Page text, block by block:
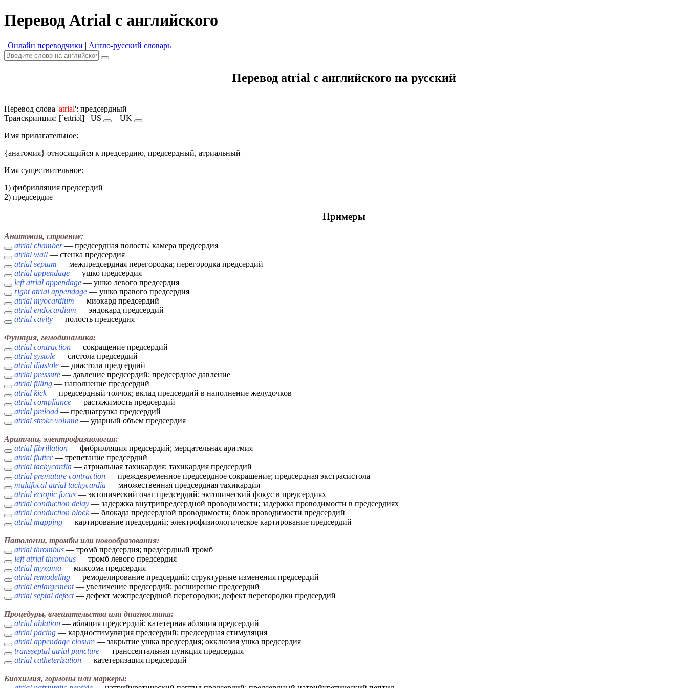
Перевод Atrial с английского
| Онлайн переводчики | Англо-русский словарь |
Перевод atrial с английского на русский
Перевод слова 'atrial': предсердный
Транскрипция: [ˈeɪtriəl] US
UK
Имя прилагательное:
{анатомия} относящийся к предсердию, предсердный, атриальный
Имя cуществительное:
1) фибрилляция предсердий
2) предсердие
Примеры
Анатомия, строение:
atrial chamber— предсердная полость; камера предсердия
atrial wall — стенка предсердия
atrial septum — межпредсердная перегородка; перегородка предсердий
atrial appendage — ушко предсердия
left atrial appendage — ушко левого предсердия
right atrial appendage — ушко правого предсердия
atrial myocardium — миокард предсердий
atrial endocardium — эндокард предсердий
atrial cavity — полость предсердия
Функция, гемодинамика:
atrial contraction — сокращение предсердий
atrial systole — систола предсердий
atrial diastole — диастола предсердий
atrial pressure — давление предсердий; предсердное давление
atrial filling — наполнение предсердий
atrial kick— предсердный толчок; вклад предсердий в наполнение желудочков
atrial compliance — растяжимость предсердий
atrial preload — преднагрузка предсердий
atrial stroke volume — ударный объем предсердия
Аритмии, электрофизиология:
atrial fibrillation — фибрилляция предсердий; мерцательная аритмия
atrial flutter— трепетание предсердий
atrial tachycardia — атриальная тахикардия; тахикардия предсердий
atrial premature contraction — преждевременное предсердное сокращение; предсердная экстрасистола
multifocal atrial tachycardia — множественная предсердная тахикардия
atrial ectopic focus — эктопический очаг предсердий; эктопический фокус в предсердиях
atrial conduction delay — задержка внутрипредсердной проводимости; задержка проводимости в предсердиях
atrial conduction block— блокада предсердной проводимости; блок проводимости предсердий
atrial mapping — картирование предсердий; электрофизиологическое картирование предсердий
Патологии, тромбы или новообразования:
atrial thrombus — тромб предсердия; предсердный тромб
left atrial thrombus — тромб левого предсердия
atrial myxoma — миксома предсердия
atrial remodeling — ремоделирование предсердий; структурные изменения предсердий
atrial enlargement— увеличение предсердий; расширение предсердий
atrial septal defect— дефект межпредсердной перегородки; дефект перегородки предсердий
Процедуры, вмешательства или диагностика:
atrial ablation — абляция предсердий; катетерная абляция предсердий
atrial pacing — кардиостимуляция предсердий; предсердная стимуляция
atrial appendage closure — закрытие ушка предсердия; окклюзия ушка предсердия
transseptal atrial puncture — транссептальная пункция предсердия
atrial catheterization — катетеризация предсердий
Биохимия, гормоны или маркеры: